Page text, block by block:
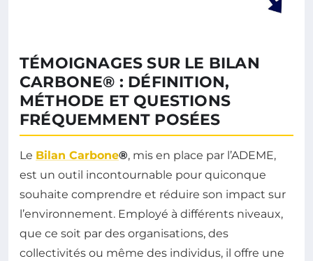
TÉMOIGNAGES SUR LE BILAN
CARBONE® : DÉFINITION,
MÉTHODE ET QUESTIONS
FRÉQUEMMENT POSÉES
Le Bilan Carbone®, mis en place par l’ADEME,
est un outil incontournable pour quiconque
souhaite comprendre et réduire son impact sur
l’environnement. Employé à différents niveaux,
que ce soit par des organisations, des
collectivités ou même des individus, il offre une